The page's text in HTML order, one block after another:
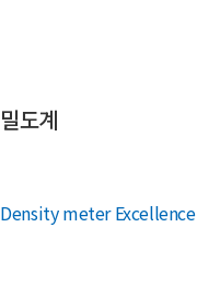
밀도계
Density meter Excellence